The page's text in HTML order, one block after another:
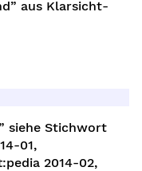
aus Klarsicht-
siehe Stichwort
01,
2014-02,